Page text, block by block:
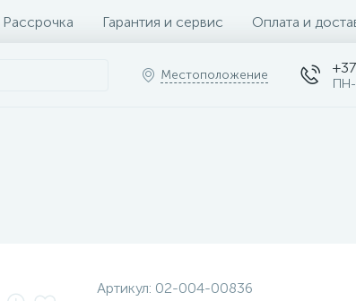
Рассрочка Гарантия и сервис Оплата и
Местоположение
Артикул: 02-004-00836